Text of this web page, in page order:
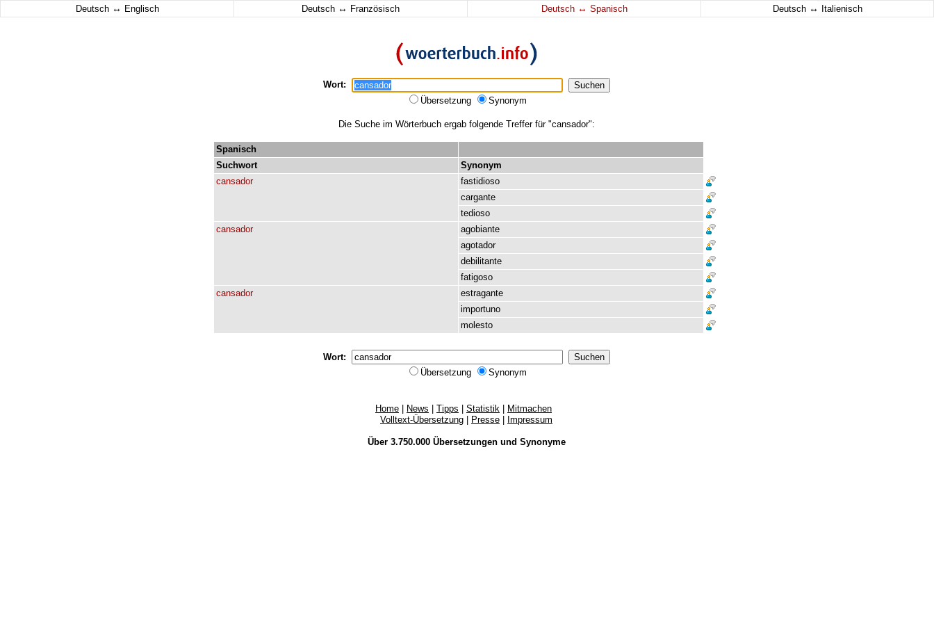
Deutsch ↔ Englisch Deutsch ↔ Französisch Deutsch ↔ Spanisch Deutsch ↔ Italienisch
Wort:
Übersetzung
Synonym
Die Suche im Wörterbuch ergab folgende Treffer für "cansador":
Spanisch
Suchwort
Synonym
cansador
fastidioso
cargante
tedioso
cansador
agobiante
agotador
debilitante
fatigoso
cansador
estragante
importuno
molesto
Wort:
Übersetzung
Synonym
Home News Tipps Statistik
Mitmachen
Volltext-Übersetzung
Presse Impressum
Über 3.750.000 Übersetzungenund Synonyme